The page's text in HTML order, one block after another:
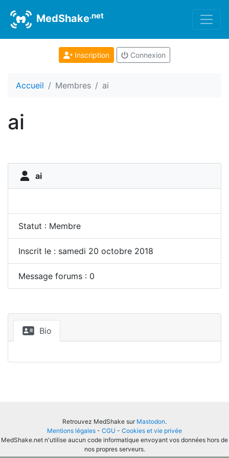
MedShake.net
Inscription Connexion
Accueil Membres ai
ai
ai
Statut : Membre
Inscrit le : samedi 20 octobre 2018
Message forums : 0
Bio
Retrouvez MedShake sur Mastodon.
Mentions légales - CGU - Cookies et vie privée
MedShake.net n'utilise aucun code informatique envoyant vos données hors de
nos propres serveurs.